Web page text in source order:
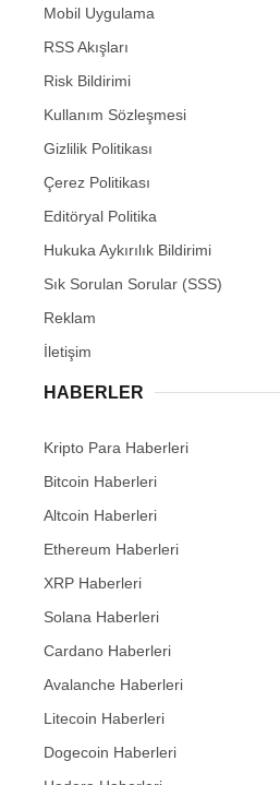
Mobil Uygulama
RSS Akışları
Risk Bildirimi
Kullanım Sözleşmesi
Gizlilik Politikası
Çerez Politikası
Editöryal Politika
Hukuka Aykırılık Bildirimi
Sık Sorulan Sorular (SSS)
Reklam
İletişim
HABERLER
Kripto Para Haberleri
Bitcoin Haberleri
Altcoin Haberleri
Ethereum Haberleri
XRP Haberleri
Solana Haberleri
Cardano Haberleri
Avalanche Haberleri
Litecoin Haberleri
Dogecoin Haberleri